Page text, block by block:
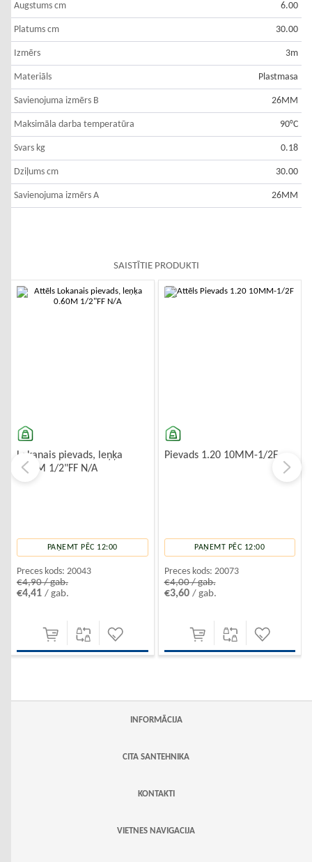
Augstums cm 6.00
Platums cm 30.00
Izmērs 3m
Materiāls Plastmasa
Savienojuma izmērs B 26MM
Maksimāla darba temperatūra 90°C
Svars kg 0.18
Dziļums cm 30.00
Savienojuma izmērs A 26MM
SAISTĪTIE PRODUKTI
Lokanais pievads, leņķa
0.60M 1/2"FF N/A
PAŅEMT PĒC 12:00
Preces kods: 20043
€4,90 / gab.
€4,41 / gab.
Pievads 1.20 10MM-1/2F
PAŅEMT PĒC 12:00
Preces kods: 20073
€4,00 / gab.
€3,60 / gab.
INFORMĀCIJA
CITA SANTEHNIKA
KONTAKTI
VIETNES NAVIGACIJA